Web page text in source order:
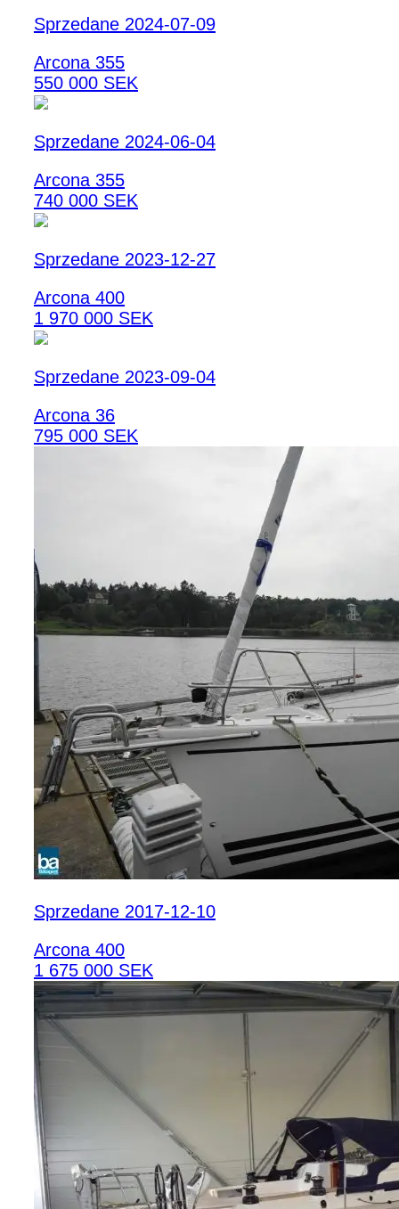
Sprzedane 2024-07-09
Arcona 355
550 000 SEK
Sprzedane 2024-06-04
Arcona 355
740 000 SEK
Sprzedane 2023-12-27
Arcona 400
1 970 000 SEK
Sprzedane 2023-09-04
Arcona 36
795 000 SEK
Sprzedane 2017-12-10
Arcona 400
1 675 000 SEK